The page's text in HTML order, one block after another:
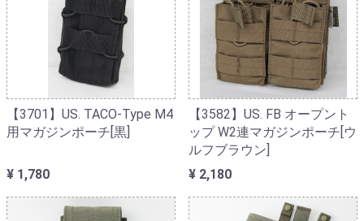
【3701】US. TACO-Type M4
用マガジンポーチ[黒]
¥ 1,780
【3582】US. FB オープント
ップ W2連マガジンポーチ[ウ
ルフブラウン]
¥ 2,180